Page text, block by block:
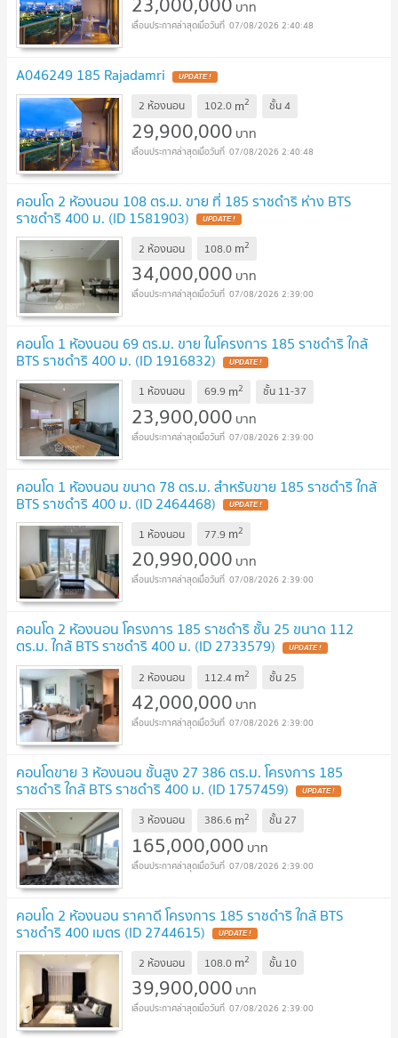
บาท
07/08/2026 2:40:48
A046249 185 Rajadamri UPDATE !
2 ห้องนอน 102.0 m2 ชั้น4
29,900,000 บาท
07/08/2026 2:40:48
คอนโด 2 ห้องนอน 108 ตร.ม. ขาย ที่ 185 ราชดำริ ห่าง BTS
ราชดำริ 400 ม. (ID 1581903) UPDATE !
2 ห้องนอน 108.0 m2
34,000,000 บาท
07/08/2026 2:39:00
คอนโด 1 ห้องนอน 69 ตร.ม. ขาย ในโครงการ 185 ราชดำริ ใกล้
BTS ราชดำริ 400 ม. (ID 1916832) UPDATE !
1 ห้องนอน 69.9 m2 ชั้น 11-37
23,900,000 บาท
07/08/2026 2:39:00
คอนโด 1 ห้องนอน ขนาด 78 ตร.ม. สำหรับขาย 185 ราชดำริ ใกล้
BTS ราชดำริ 400 ม. (ID 2464468) UPDATE !
1 ห้องนอน 77.9 m2
20,990,000 บาท
07/08/2026 2:39:00
คอนโด 2 ห้องนอน โครงการ 185 ราชดำริ ชั้น 25 ขนาด 112
ตร.ม. ใกล้ BTS ราชดำริ 400 ม. (ID 2733579) UPDATE !
2 ห้องนอน 112.4 m2 ชั้น25
42,000,000 บาท
07/08/2026 2:39:00
คอนโดขาย 3 ห้องนอน ชั้นสูง 27 386 ตร.ม. โครงการ 185
ราชดำริ ใกล้ BTS ราชดำริ 400 ม. (ID 1757459) UPDATE !
3 ห้องนอน 386.6 m2 ชั้น27
165,000,000 บาท
07/08/2026 2:39:00
คอนโด 2 ห้องนอน ราคาดี โครงการ 185 ราชดำริ ใกล้ BTS
ราชดำริ 400 เมตร (ID 2744615) UPDATE !
2 ห้องนอน 108.0 m2 ชั้น 10
39,900,000 บาท
07/08/2026 2:39:00